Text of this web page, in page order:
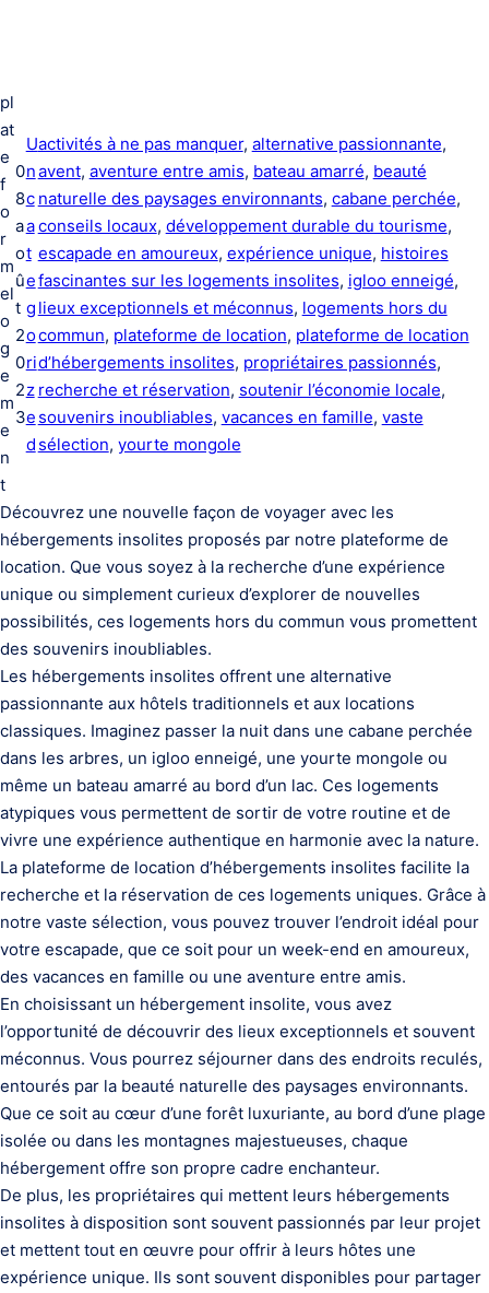
pl
at
e
f
o
r
m
el
o
g
e
m
e
n
t
0
8
a
o
û
t
2
0
2
3
U
n
c
a
t
e
g
o
ri
z
e
d
activités à ne pas manquer, alternative passionnante
avent, aventure entre amis, bateau amarré, beauté
naturelle des paysages environnants, cabane perchée
conseils locaux, développement durable du tourisme
escapade en amoureux, expérience unique, histoires
fascinantes sur les logements insolites, igloo enneigé
lieux exceptionnels et méconnus, logements hors du
commun, plateforme de location, plateforme de location
d’hébergements insolites, propriétaires passionnés
recherche et réservation, soutenir l’économie locale
souvenirs inoubliables, vacances en famille, vaste
sélection, yourte mongole
Découvrez une nouvelle façon de voyager avec les
hébergements insolites proposés par notre plateforme de
location. Que vous soyez à la recherche d’une expérience
unique ou simplement curieux d’explorer de nouvelles
possibilités, ces logements hors du commun vous promettent
des souvenirs inoubliables.
Les hébergements insolites offrent une alternative
passionnante aux hôtels traditionnels et aux locations
classiques. Imaginez passer la nuit dans une cabane perchée
dans les arbres, un igloo enneigé, une yourte mongole ou
même un bateau amarré au bord d’un lac. Ces logements
atypiques vous permettent de sortir de votre routine et de
vivre une expérience authentique en harmonie avec la nature.
La plateforme de location d’hébergements insolites facilite la
recherche et la réservation de ces logements uniques. Grâce à
notre vaste sélection, vous pouvez trouver l’endroit idéal pour
votre escapade, que ce soit pour un week-end en amoureux,
des vacances en famille ou une aventure entre amis.
En choisissant un hébergement insolite, vous avez
l’opportunité de découvrir des lieux exceptionnels et souvent
méconnus. Vous pourrez séjourner dans des endroits reculés,
entourés par la beauté naturelle des paysages environnants.
Que ce soit au cœur d’une forêt luxuriante, au bord d’une plage
isolée ou dans les montagnes majestueuses, chaque
hébergement offre son propre cadre enchanteur.
De plus, les propriétaires qui mettent leurs hébergements
insolites à disposition sont souvent passionnés par leur projet
et mettent tout en œuvre pour offrir à leurs hôtes une
expérience unique. Ils sont souvent disponibles pour partager